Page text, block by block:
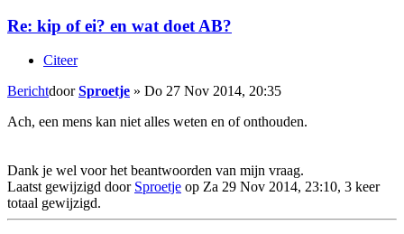
Re: kip of ei? en wat doet AB?
Citeer
BerichtdoorSproetje » Do 27 Nov 2014, 20:35
Ach, een mens kan niet alles weten en of onthouden.
Dank je wel voor het beantwoorden van mijn vraag.
Laatst gewijzigd door Sproetje op Za 29 Nov 2014, 23:10, 3 keer
totaal gewijzigd.